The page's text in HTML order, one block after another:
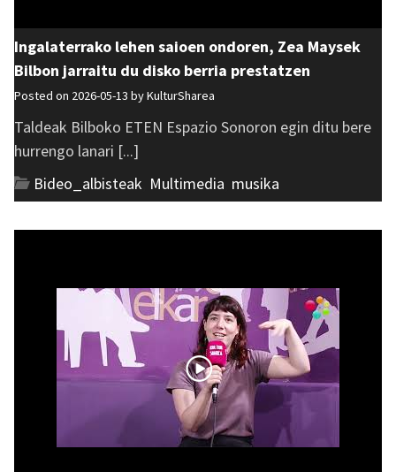
Ingalaterrako lehen saioen ondoren, Zea Maysek
Bilbon jarraitu du disko berria prestatzen
Posted on 2026-05-13 byKulturSharea
Taldeak Bilboko ETEN Espazio Sonoron egin ditu bere
hurrengo lanari [...]
Bideo_albisteak Multimedia musika